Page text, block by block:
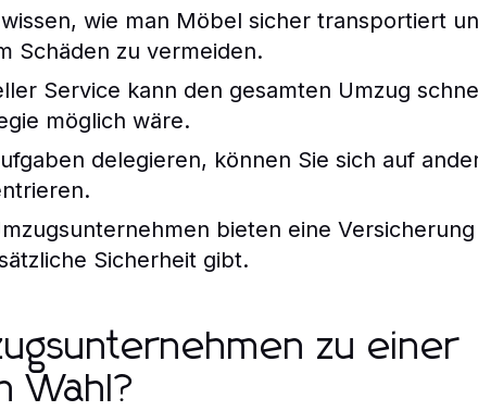
wie man Möbel sicher transportiert
Schäden zu vermeiden.
Service kann den gesamten Umzug
möglich wäre.
delegieren, können Sie sich auf
bieten eine
Sicherheit gibt.
zu einer
Wahl?